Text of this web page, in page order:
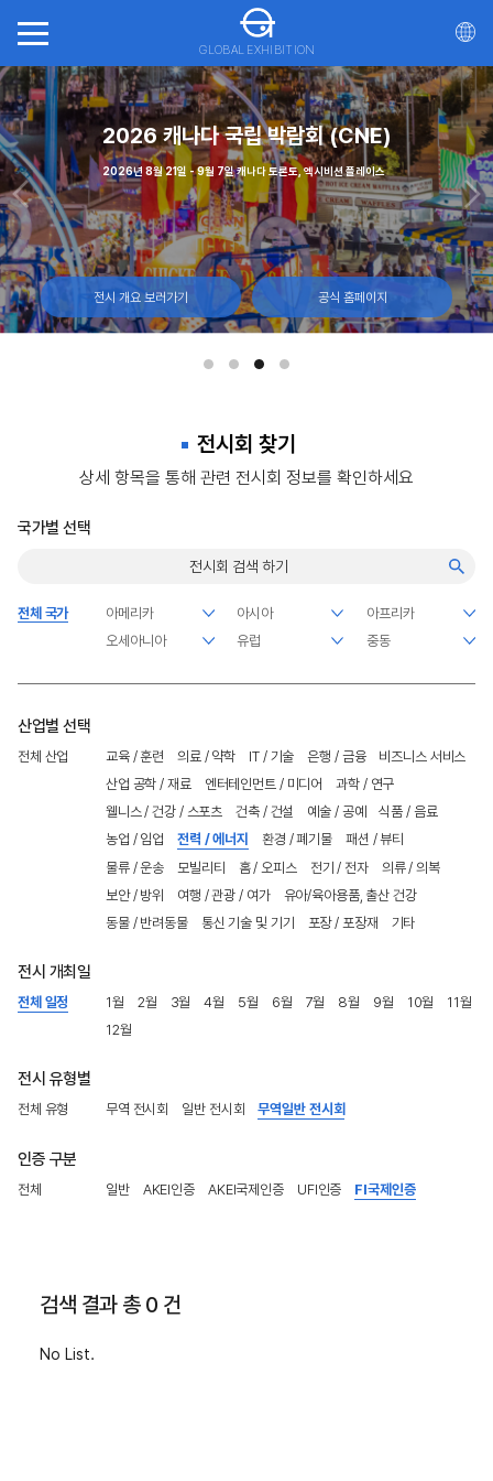
GLOBAL EXHIBITION
회(ITTS)
트리올 캐나다
전시 개요 보러가기 공식 홈페이지
스
일, 라스베이거스 컨벤션 센터
전시 개요 보러가기 공식 홈페이지
2026 캐나다 국립 박람회 (CNE)
2026년 8월 21일 - 9월 7일 캐나다 토론토, 엑시비션 플레이스
전시 개요 보러가기 공식 홈페이지
2026년 10월 21일 - 23일 마리
전시회 찾기
상세 항목을 통해 관련 전시회 정보를 확인하세요
국가별 선택
전체 국가
산업별 선택
전체 산업 교육 / 훈련 의료 / 약학 IT / 기술 은행 / 금융
비즈니스 서비스
산업 공학 / 재료
엔터테인먼트 / 미디어
과학 / 연구
웰니스 / 건강 / 스포츠
건축 / 건설 예술 / 공예
식품 / 음료
농업 / 임업
전력 / 에너지 환경 / 폐기물
패션 / 뷰티
물류 / 운송
모빌리티 홈 / 오피스 전기 / 전자
의류 / 의복
보안 / 방위
여행 / 관광 / 여가
유아/육아용품, 출산 건강
동물 / 반려동물
통신 기술 및 기기 포장 / 포장재 기타
전시 개최일
전체 일정 1월 2월 3월 4월 5월 6월 7월 8월 9월 10월
11월
12월
전시 유형별
전체 유형 무역 전시회 일반 전시회 무역일반 전시회
인증 구분
전체 일반 AKEI인증 AKEI국제인증 UFI인증 FI국제인증
검색 결과 총 0 건
No List.